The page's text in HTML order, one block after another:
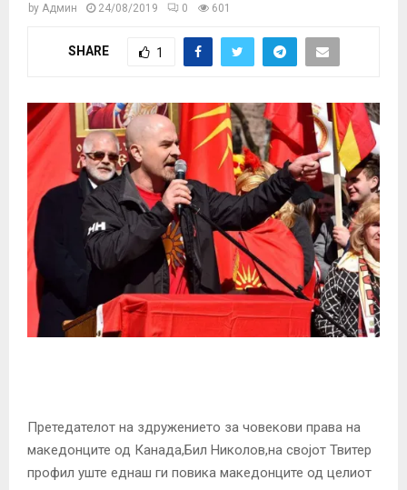
by Админ 24/08/2019 0 601
SHARE 1
Претедателот на здружението за човекови права на
македонците од Канада,Бил Николов,на својот Твитер
профил уште еднаш ги повика македонците од целиот